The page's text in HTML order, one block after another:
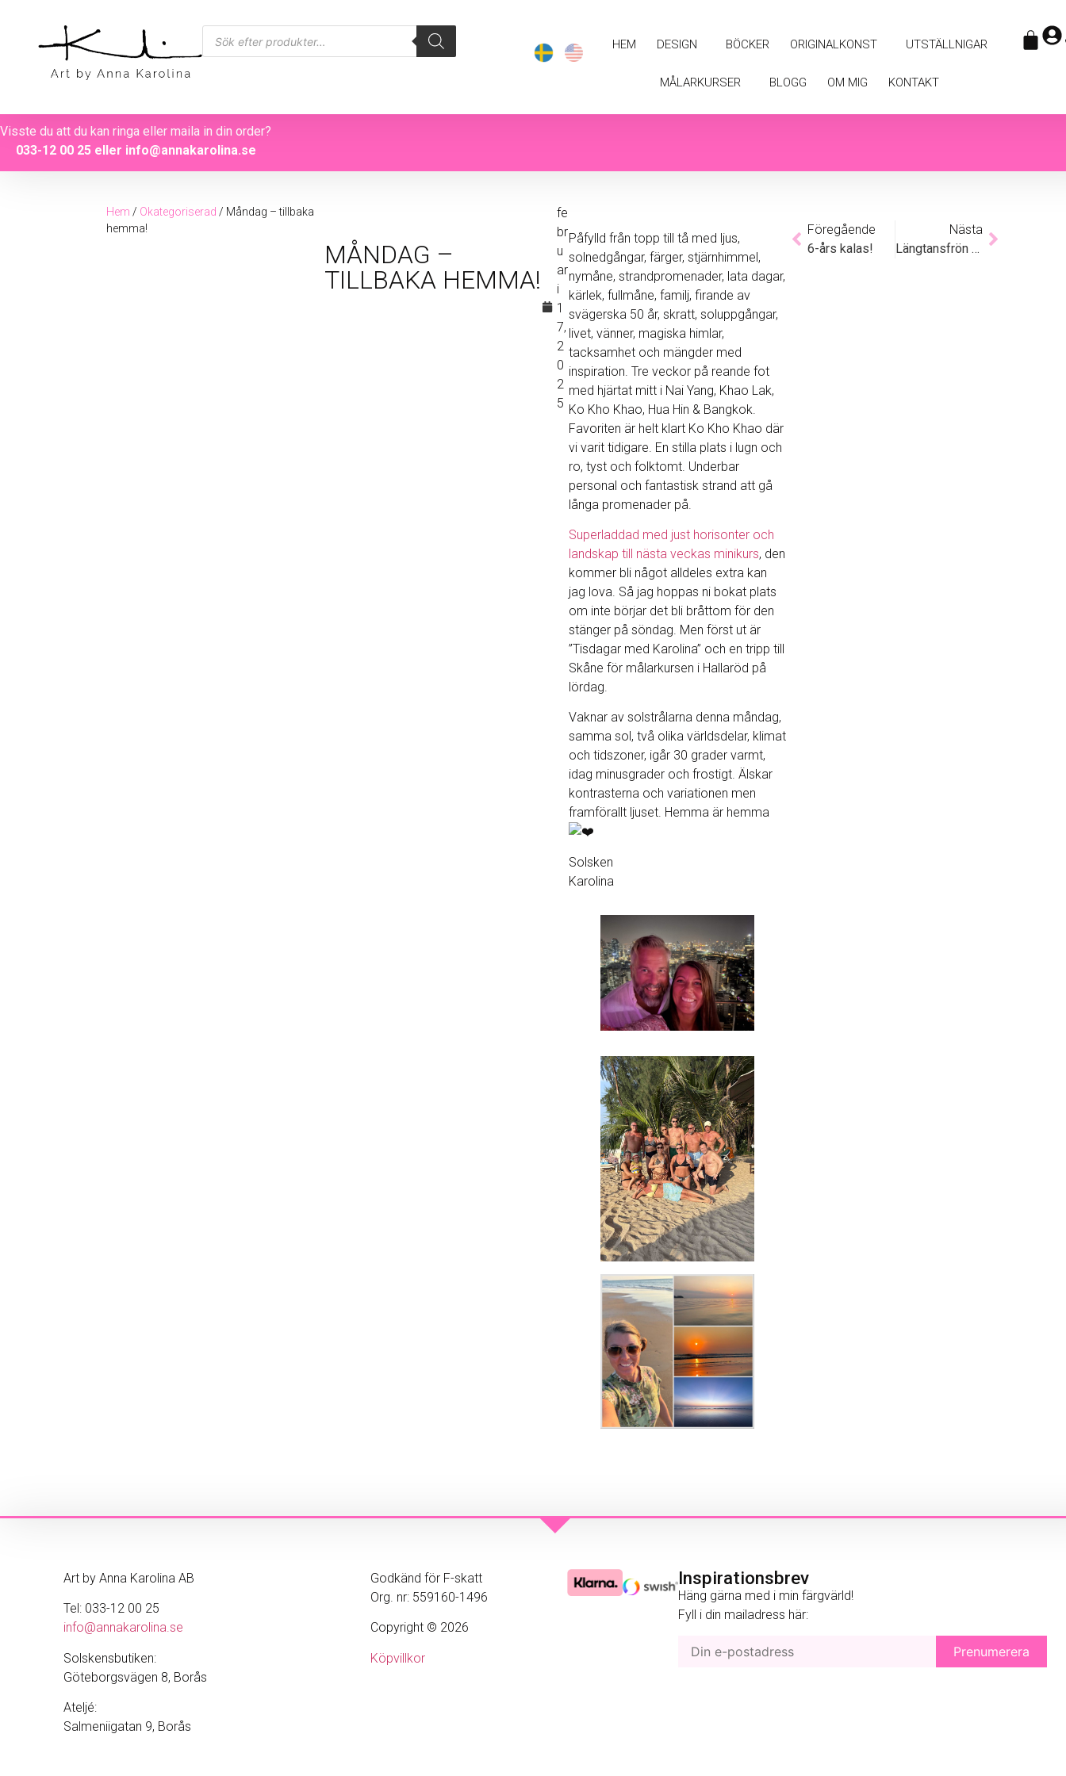
HEM DESIGN BÖCKER ORIGINALKONST UTSTÄLLNIGAR
MÅLARKURSER BLOGG OM MIG KONTAKT
Visste du att du kan ringa eller maila in din order?
033-12 00 25eller info@annakarolina.se
Hem / Okategoriserad / Måndag – tillbaka
hemma!
MÅNDAG –
TILLBAKA HEMMA!
fe
br
u
ar
i
1
7,
2
0
2
5
Påfylld från topp till tå med ljus,
solnedgångar, färger, stjärnhimmel,
nymåne, strandpromenader, lata dagar,
kärlek, fullmåne, familj, firande av
svägerska 50 år, skratt, soluppgångar,
livet, vänner, magiska himlar,
tacksamhet och mängder med
inspiration. Tre veckor på reande fot
med hjärtat mitt i Nai Yang, Khao Lak,
Ko Kho Khao, Hua Hin & Bangkok.
Favoriten är helt klart Ko Kho Khao där
vi varit tidigare. En stilla plats i lugn och
ro, tyst och folktomt. Underbar
personal och fantastisk strand att gå
långa promenader på.
Superladdad med just horisonter och
landskap till nästa veckas minikurs, den
kommer bli något alldeles extra kan
jag lova. Så jag hoppas ni bokat plats
om inte börjar det bli bråttom för den
stänger på söndag. Men först ut är
”Tisdagar med Karolina” och en tripp till
Skåne för målarkursen i Hallaröd på
lördag.
Vaknar av solstrålarna denna måndag,
samma sol, två olika världsdelar, klimat
och tidszoner, igår 30 grader varmt,
idag minusgrader och frostigt. Älskar
kontrasterna och variationen men
framförallt ljuset. Hemma är hemma
Solsken
Karolina
Föregående
6-års kalas!
Nästa
Längtansfrön & kreativa uttryck
Art by Anna Karolina AB
Tel: 033-12 00 25
info@annakarolina.se
Solskensbutiken:
Göteborgsvägen 8, Borås
Ateljé:
Salmeniigatan 9, Borås
Godkänd för F-skatt
Org. nr: 559160-1496
Copyright © 2026
Köpvillkor
Inspirationsbrev
Häng gärna med i min färgvärld!
Fyll i din mailadress här: